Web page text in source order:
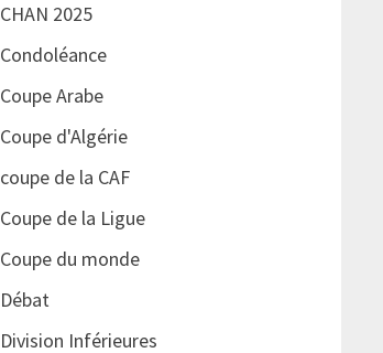
CHAN 2025
Condoléance
Coupe Arabe
Coupe d'Algérie
coupe de la CAF
Coupe de la Ligue
Coupe du monde
Débat
Division Inférieures